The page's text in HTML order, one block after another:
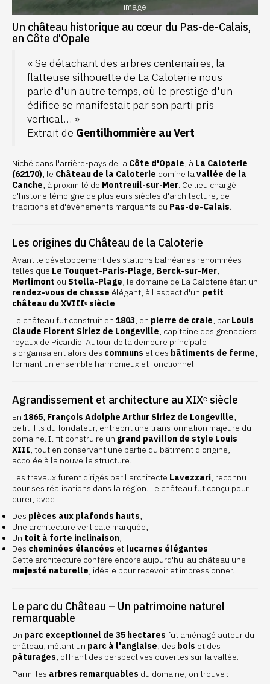
image
Un château historique au cœur du Pas-de-Calais,
en Côte d'Opale
« Se détachant des arbres centenaires, la
flatteuse silhouette de La Caloterie nous
parle d'un autre temps, où le prestige d'un
édifice se manifestait par son parti pris
vertical… »
Extrait de Gentilhommière au Vert
Niché dans l'arrière-pays de la Côte d'Opale , à La Caloterie
(62170) , le Château de la Caloterie domine la vallée de la
Canche , à proximité de Montreuil-sur-Mer . Ce lieu chargé
d'histoire témoigne de plusieurs siècles d'architecture, de
traditions et d'événements marquants du Pas-de-Calais
Les origines du Château de la Caloterie
Avant le développement des stations balnéaires renommées
telles que Le Touquet-Paris-Plage Berck-sur-Mer
Merlimont ou Stella-Plage , le domaine de La Caloterie était un
rendez-vous de chasse élégant, à l'aspect d'un petit
château du XVIIIᵉ siècle
Le château fut construit en 1803 , en pierre de craie , par Louis
Claude Florent Siriez de Longeville , capitaine des grenadiers
royaux de Picardie. Autour de la demeure principale
s'organisaient alors des communs et des bâtiments de ferme
formant un ensemble harmonieux et fonctionnel.
Agrandissement et architecture au XIXᵉ siècle
En 1865 François Adolphe Arthur Siriez de Longeville
petit-fils du fondateur, entreprit une transformation majeure du
domaine. Il fit construire un grand pavillon de style Louis
XIII , tout en conservant une partie du bâtiment d'origine,
accolée à la nouvelle structure.
Les travaux furent dirigés par l'architecte Lavezzari , reconnu
pour ses réalisations dans la région. Le château fut conçu pour
durer, avec :
Des pièces aux plafonds hauts
Une architecture verticale marquée,
Un toit à forte inclinaison
Des cheminées élancées et lucarnes élégantes
Cette architecture confère encore aujourd'hui au château une
majesté naturelle , idéale pour recevoir et impressionner.
Le parc du Château – Un patrimoine naturel
remarquable
Un parc exceptionnel de 35 hectares fut aménagé autour du
château, mêlant un parc à l'anglaise , des bois et des
pâturages , offrant des perspectives ouvertes sur la vallée.
Parmi les arbres remarquables du domaine, on trouve :